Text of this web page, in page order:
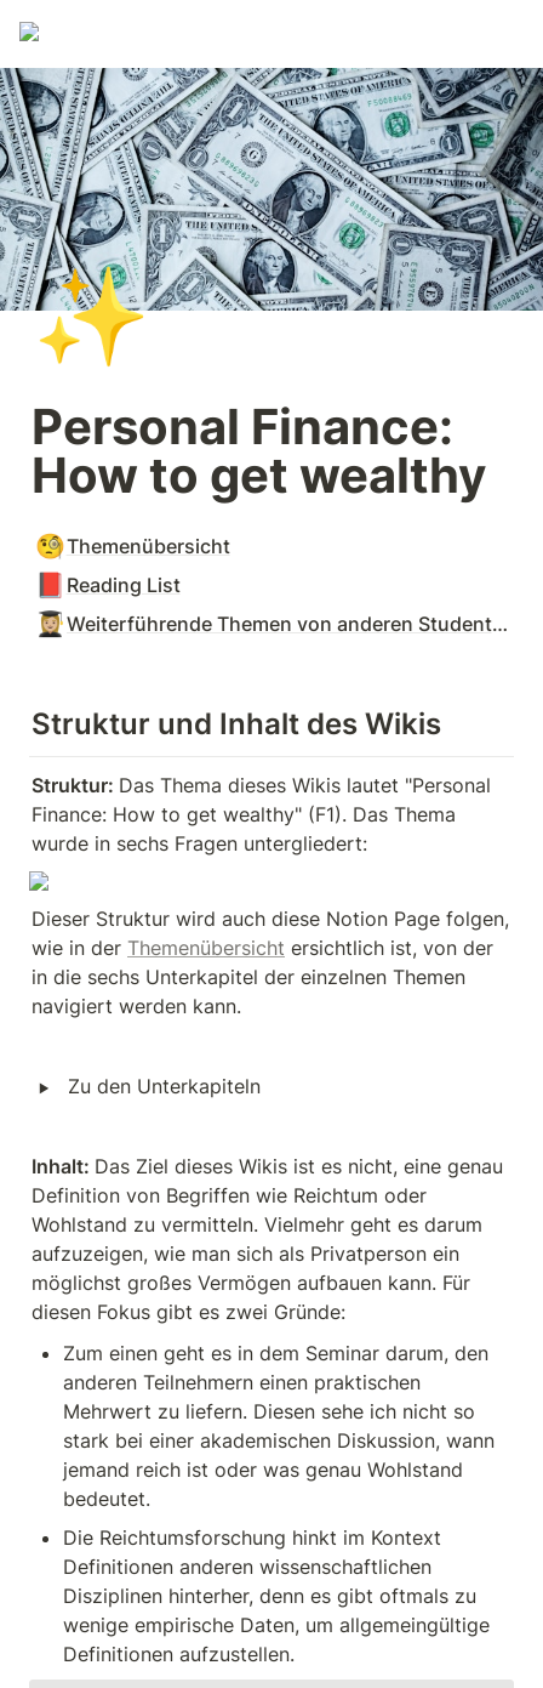
✨
Personal Finance:
How to get wealthy
🧐Themenübersicht
📕 Reading List
👩🏼‍🎓 Weiterführende Themen von anderen Studenten
Struktur und Inhalt des Wikis
Struktur: Das Thema dieses Wikis lautet "Personal
Finance: How to get wealthy" (F1). Das Thema
wurde in sechs Fragen untergliedert:
Dieser Struktur wird auch diese Notion Page folgen,
wie in der Themenübersicht ersichtlich ist, von der
in die sechs Unterkapitel der einzelnen Themen
navigiert werden kann.
‣ Zu den Unterkapiteln
Inhalt: Das Ziel dieses Wikis ist es nicht, eine genau
Definition von Begriffen wie Reichtum oder
Wohlstand zu vermitteln. Vielmehr geht es darum
aufzuzeigen, wie man sich als Privatperson ein
möglichst großes Vermögen aufbauen kann. Für
diesen Fokus gibt es zwei Gründe:
Zum einen geht es in dem Seminar darum, den
anderen Teilnehmern einen praktischen
Mehrwert zu liefern. Diesen sehe ich nicht so
stark bei einer akademischen Diskussion, wann
jemand reich ist oder was genau Wohlstand
bedeutet.
Die Reichtumsforschung hinkt im Kontext
Definitionen anderen wissenschaftlichen
Disziplinen hinterher, denn es gibt oftmals zu
wenige empirische Daten, um allgemeingültige
Definitionen aufzustellen.